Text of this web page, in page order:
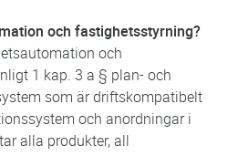
och fastighetsstyrning?
och
1 kap. 3 a § plan- och
som är driftskompatibelt
och anordningar i
alla produkter, all